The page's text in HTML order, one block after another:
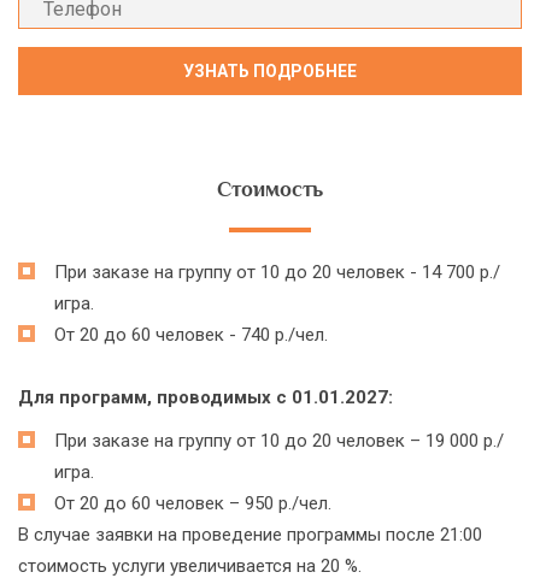
Стоимость
При заказе на группу от 10 до 20 человек - 14 700 р./
игра.
От 20 до 60 человек - 740 р./чел.
Для программ, проводимых с 01.01.2027:
При заказе на группу от 10 до 20 человек – 19 000 р./
игра.
От 20 до 60 человек – 950 р./чел.
В случае заявки на проведение программы после 21:00
стоимость услуги увеличивается на 20 %.